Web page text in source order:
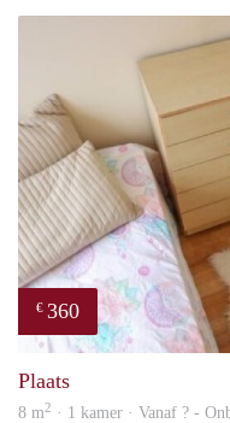
€ 360
Plaats
8 m2 · 1 kamer · Vanaf ? -